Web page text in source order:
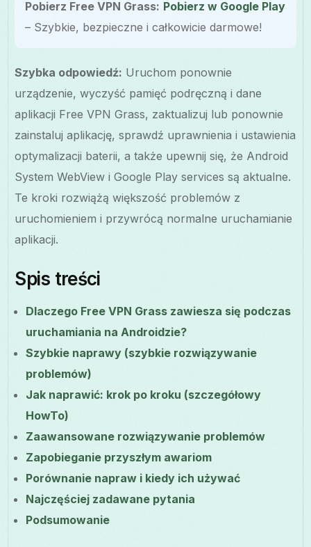
Pobierz Free VPN Grass: Pobierz w Google Play
– Szybkie, bezpieczne i całkowicie darmowe!
Szybka odpowiedź: Uruchom ponownie
urządzenie, wyczyść pamięć podręczną i dane
aplikacji Free VPN Grass, zaktualizuj lub ponownie
zainstaluj aplikację, sprawdź uprawnienia i ustawienia
optymalizacji baterii, a także upewnij się, że Android
System WebView i Google Play services są aktualne.
Te kroki rozwiążą większość problemów z
uruchomieniem i przywrócą normalne uruchamianie
aplikacji.
Spis treści
Dlaczego Free VPN Grass zawiesza się podczas
uruchamiania na Androidzie?
Szybkie naprawy (szybkie rozwiązywanie
problemów)
Jak naprawić: krok po kroku (szczegółowy
HowTo)
Zaawansowane rozwiązywanie problemów
Zapobieganie przyszłym awariom
Porównanie napraw i kiedy ich używać
Najczęściej zadawane pytania
Podsumowanie